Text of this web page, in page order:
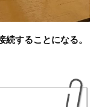
することになる。